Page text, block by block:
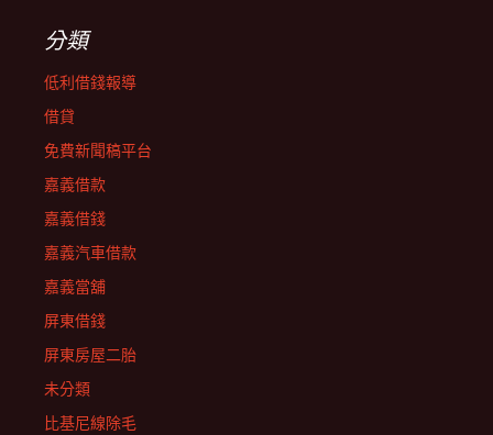
分類
低利借錢報導
借貸
免費新聞稿平台
嘉義借款
嘉義借錢
嘉義汽車借款
嘉義當舖
屏東借錢
屏東房屋二胎
未分類
比基尼線除毛